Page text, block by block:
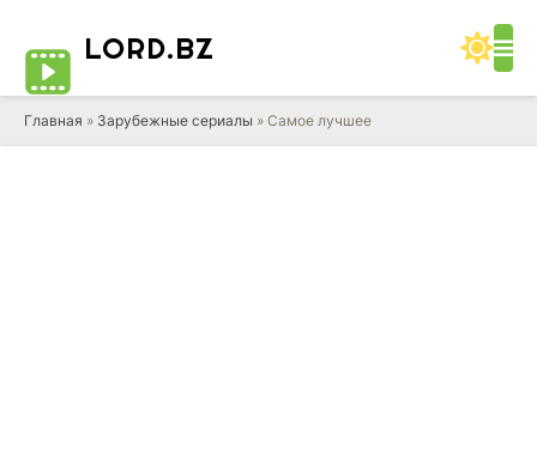
LORD.BZ
Главная » Зарубежные сериалы » Самое лучшее